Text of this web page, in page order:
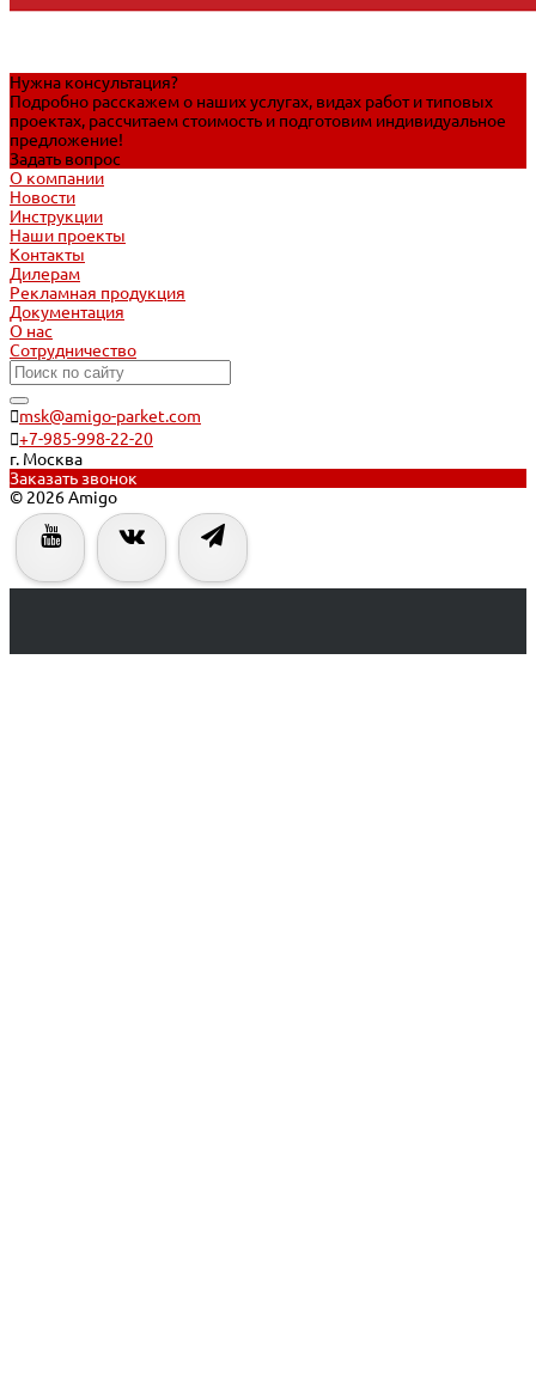
Нужна консультация?
Подробно расскажем о наших услугах, видах работ и типовых
проектах, рассчитаем стоимость и подготовим индивидуальное
предложение!
Задать вопрос
О компании
Новости
Инструкции
Наши проекты
Контакты
Дилерам
Рекламная продукция
Документация
О нас
Сотрудничество
msk@amigo-parket.com
+7-985-998-22-20
г. Москва
Заказать звонок
© 2026 Amigo